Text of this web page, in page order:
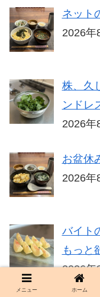
ネット
2026年
株、久
ンドレ
2026年
お盆休
2026年
バイト
もっと
2026年
メニュー ホーム